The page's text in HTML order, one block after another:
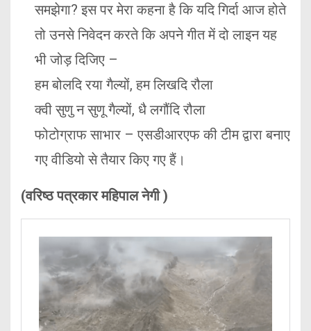
समझेगा? इस पर मेरा कहना है कि यदि गिर्दा आज होते
तो उनसे निवेदन करते कि अपने गीत में दो लाइन यह
भी जोड़ दिजिए –
हम बोलदि रया गैल्यों, हम लिखदि रौला
क्वी सुणु न सुणू गैल्यों, धै लगौंदि रौला
फोटोग्राफ साभार – एसडीआरएफ की टीम द्वारा बनाए
गए वीडियो से तैयार किए गए हैं।
(वरिष्ठ पत्रकार महिपाल नेगी )